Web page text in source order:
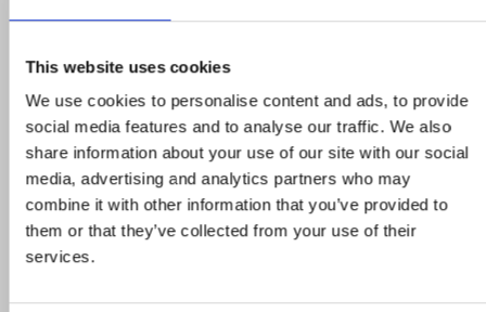
This website uses cookies
We use cookies to personalise content and ads, to provide
social media features and to analyse our traffic. We also
share information about your use of our site with our social
media, advertising and analytics partners who may
combine it with other information that you’ve provided to
them or that they’ve collected from your use of their
services.